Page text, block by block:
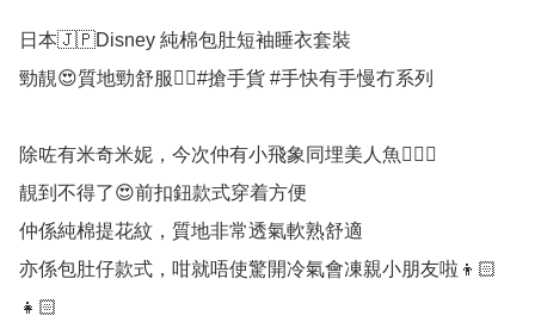
日本🇯🇵Disney 純棉包肚短袖睡衣套裝
勁靚😍質地勁舒服👍🏻#搶手貨 #手快有手慢冇系列
除咗有米奇米妮，今次仲有小飛象同埋美人魚🧜🏻‍♀️
靚到不得了😍前扣鈕款式穿着方便
仲係純棉提花紋，質地非常透氣軟熟舒適
亦係包肚仔款式，咁就唔使驚開冷氣會凍親小朋友啦👦🏻
👧🏻